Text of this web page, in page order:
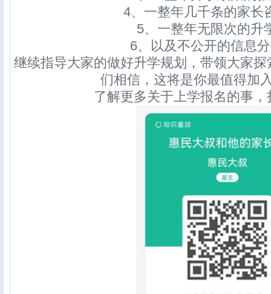
4、一整年几千条的家长
5、一整年无限次的升
6、以及不公开的信息
继续指导大家的做好升学规划，带领大家
们相信，这将是你最值得加
了解更多关于上学报名的事